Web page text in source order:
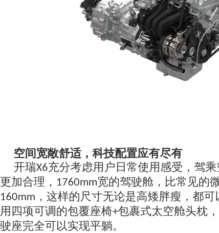
空间宽敞舒适，科技配置应有尽有
开瑞X6充分考虑用户日常使用感受 ， 驾
更加合理， 1760mm宽的驾驶舱，比常见的
160mm ，这样的尺寸无论是高矮胖瘦，都
用四项可调 的包覆座椅+包裹式太空舱头枕
驶座完全可以实现平躺。